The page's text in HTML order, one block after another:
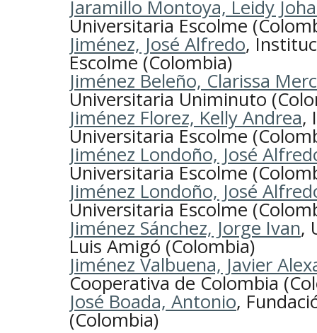
Jaramillo Montoya, Leidy
Universitaria Escolme
Jiménez, José Alfredo,
Escolme (Colombia)
Jiménez Beleño, Clarissa
Universitaria Uniminuto
Jiménez Florez, Kelly Andrea,
Universitaria Escolme
Jiménez Londoño, José
Universitaria Escolme
Jiménez Londoño, José
Universitaria Escolme
Jiménez Sánchez, Jorge Ivan,
Luis Amigó (Colombia)
Jiménez Valbuena, Javier
Cooperativa de Colombia
José Boada, Antonio,
(Colombia)